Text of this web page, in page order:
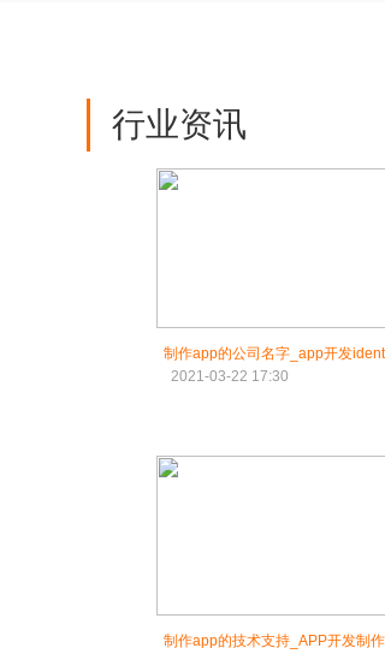
行业资讯
制作app的公司名字_app开发
2021-03-22 17:30
制作app的技术支持_APP开发制